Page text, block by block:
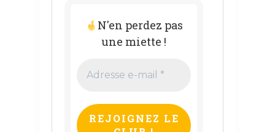
N'en perdez pas
une miette !
e-
*